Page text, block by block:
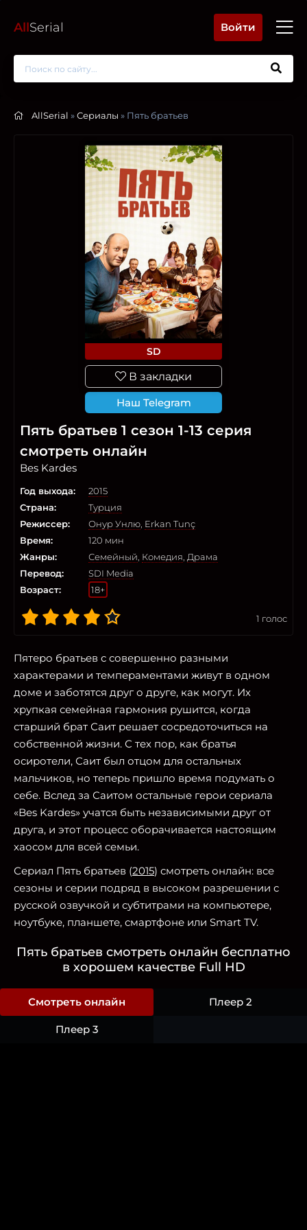
AllSerial Войти
AllSerial »Сериалы » Пять братьев
SD
В закладки
Наш Telegram
Пять братьев 1 сезон 1-13 серия
смотреть онлайн
Bes Kardes
Год выхода:
2015
Страна:
Турция
Режиссер:
Онур Унлю Erkan Tunç
Время:
120 мин
Жанры:
Семейный Комедия Драма
Перевод:
SDI Media
Возраст:
18+
1 голос
Пятеро братьев с совершенно разными
характерами и темпераментами живут в одном
доме и заботятся друг о друге, как могут. Их
хрупкая семейная гармония рушится, когда
старший брат Саит решает сосредоточиться на
собственной жизни. С тех пор, как братья
осиротели, Саит был отцом для остальных
мальчиков, но теперь пришло время подумать о
себе. Вслед за Саитом остальные герои сериала
«Bes Kardes» учатся быть независимыми друг от
друга, и этот процесс оборачивается настоящим
хаосом для всей семьи.
Сериал Пять братьев (2015) смотреть онлайн: все
сезоны и серии подряд в высоком разрешении с
русской озвучкой и субтитрами на компьютере,
ноутбуке, планшете, смартфоне или Smart TV.
Пять братьев смотреть онлайн бесплатно
в хорошем качестве Full HD
Смотреть онлайн Плеер 2
Плеер 3